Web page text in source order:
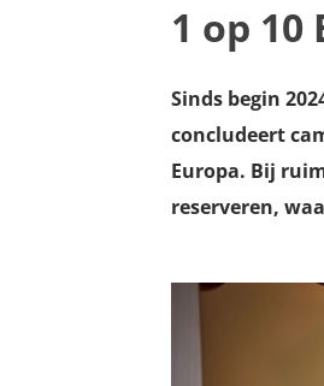
1 op
Sinds begin
concludeert
Europa. Bij
reserveren,